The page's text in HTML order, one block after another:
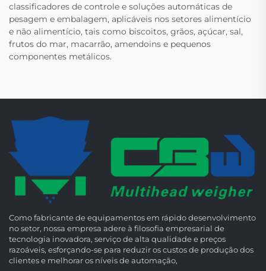
classificadores de controle e soluções automáticas de
pesagem e embalagem, aplicáveis nos setores alimentício
e não alimentício, tais como biscoitos, grãos, açúcar, sal,
frutos do mar, macarrão, amendoins e pequenos
componentes metálicos.
Como fabricante de equipamentos em rápido desenvolvimento
no setor, nossa empresa adere à filosofia empresarial de
tecnologia inovadora, serviço de alta qualidade e preços
razoáveis, esforçando-se para reduzir os custos de produção dos
clientes e melhorar os níveis de automação,